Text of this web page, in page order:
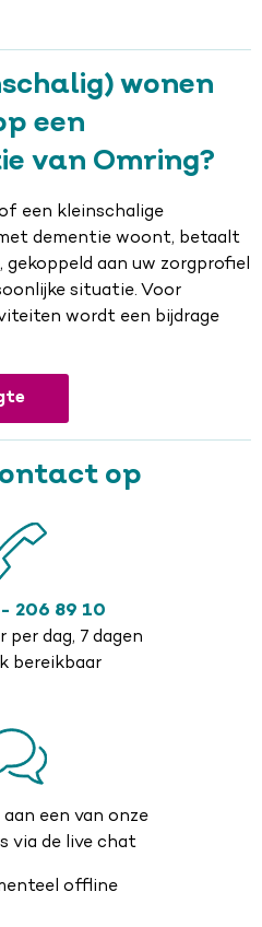
wonen
een
van Omring?
een kleinschalige
dementie woont, betaalt
gekoppeld aan uw zorgprofiel
situatie. Voor
wordt een bijdrage
op
206 89 10
per dag, 7 dagen
bereikbaar
een van onze
via de live chat
offline